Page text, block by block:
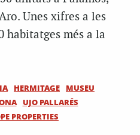
Unes xifres a les
habitatges més a la
HERMITAGE
MUSEU
UJO PALLARÉS
PROPERTIES